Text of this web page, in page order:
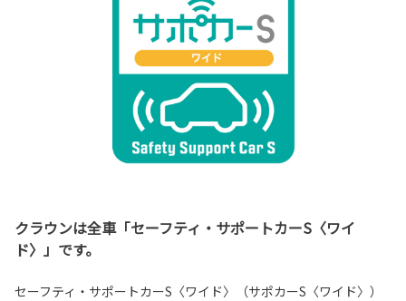
クラウンは全車「セーフティ・サポートカーS〈ワイ
ド〉」です。
セーフティ・サポートカーS〈ワイド〉（サポカーS〈ワイド〉）